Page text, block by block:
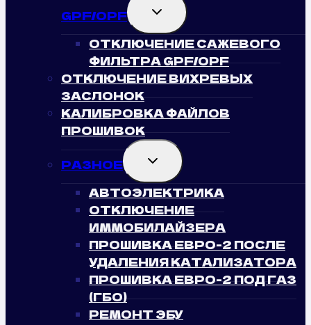
GPF/OPF TOGGLE
CHILD
MENU
ОТКЛЮЧЕНИЕ САЖЕВОГО
ФИЛЬТРА GPF/OPF
ОТКЛЮЧЕНИЕ ВИХРЕВЫХ
ЗАСЛОНОК
КАЛИБРОВКА ФАЙЛОВ
ПРОШИВОК
РАЗНОЕ TOGGLE
CHILD
MENU
АВТОЭЛЕКТРИКА
ОТКЛЮЧЕНИЕ
ИММОБИЛАЙЗЕРА
ПРОШИВКА ЕВРО-2 ПОСЛЕ
УДАЛЕНИЯ КАТАЛИЗАТОРА
ПРОШИВКА ЕВРО-2 ПОД ГАЗ
(ГБО)
РЕМОНТ ЭБУ